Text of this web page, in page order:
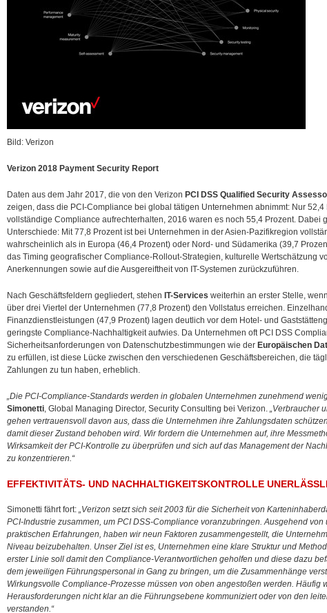
Bild: Verizon
Verizon 2018 Payment Security Report
Daten aus dem Jahr 2017, die von den Verizon PCI DSS Qualified Security
zeigen, dass die PCI-Compliance bei global tätigen Unternehmen abnimmt: Nur
vollständige Compliance aufrechterhalten, 2016 waren es noch 55,4 Prozent. Dabei
Unterschiede: Mit 77,8 Prozent ist bei Unternehmen in der Asien-Pazifikregion
wahrscheinlich als in Europa (46,4 Prozent) oder Nord- und Südamerika (39,7
das Timing geografischer Compliance-Rollout-Strategien, kulturelle Wertschätzung
Anerkennungen sowie auf die Ausgereiftheit von IT-Systemen zurückzuführen.
Nach Geschäftsfeldern gegliedert, stehen IT-Services weiterhin an erster Stelle,
über drei Viertel der Unternehmen (77,8 Prozent) den Vollstatus erreichen.
Finanzdienstleistungen (47,9 Prozent) lagen deutlich vor dem Hotel- und
geringste Compliance-Nachhaltigkeit aufwies. Da Unternehmen oft PCI DSS
Sicherheitsanforderungen von Datenschutzbestimmungen wie der Europäischen
zu erfüllen, ist diese Lücke zwischen den verschiedenen Geschäftsbereichen, die
Zahlungen zu tun haben, erheblich.
„Die PCI-Compliance-Standards werden in globalen Unternehmen zunehmend
Simonetti, Global Managing Director, Security Consulting bei Verizon. „Verbraucher
gehen vertrauensvoll davon aus, dass die Unternehmen ihre Zahlungsdaten
damit dieser Zustand behoben wird. Wir fordern die Unternehmen auf, ihre
Wirksamkeit der PCI-Kontrolle zu überprüfen und sich auf das Management der
zu konzentrieren.“
EFFEKTIVITÄTS- UND NACHHALTIGKEITSKONTROLLE
Simonetti fährt fort: „Verizon setzt sich seit 2003 für die Sicherheit von
PCI-Industrie zusammen, um PCI DSS-Compliance voranzubringen. Ausgehend
praktischen Erfahrungen, haben wir neun Faktoren zusammengestellt, die
Niveau beizubehalten. Unser Ziel ist es, Unternehmen eine klare Struktur und
erster Linie soll damit den Compliance-Verantwortlichen geholfen und diese dazu
dem jeweiligen Führungspersonal in Gang zu bringen, um die Zusammenhänge
Wirkungsvolle Compliance-Prozesse müssen von oben angestoßen werden. Häufig
Herausforderungen nicht klar an die Führungsebene kommuniziert oder von den
verstanden.“